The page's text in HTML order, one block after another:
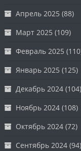
Апрель 2025 (88)
Март 2025 (109)
Февраль 2025
Январь 2025 (125)
Декабрь 2024 (104)
Ноябрь 2024 (108)
Октябрь 2024 (72)
Сентябрь 2024 (94)